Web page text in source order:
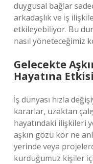
duygusal bağlar
arkadaşlık ve iş
etkileyebiliyor. Bu
nasıl yöneteceğimiz
Gelecekte
Hayatına Etkisi
İş dünyası hızla
kararlar, uzaktan
hayatındaki ilişkileri
aşkın gözü kör ne
yerinde veya
kurduğumuz kişiler